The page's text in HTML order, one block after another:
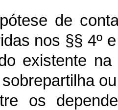
de
nos §§ 4º
existente na
os